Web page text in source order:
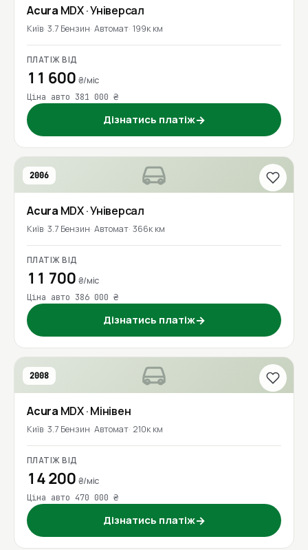
Acura MDX· Універсал
Київ 3.7 Бензин Автомат 199к км
ПЛАТІЖ ВІД
11 600 ₴/міс
Ціна авто 381 000 ₴
Дізнатись платіж→
2006
Acura MDX· Універсал
Київ 3.7 Бензин Автомат 366к км
ПЛАТІЖ ВІД
11 700 ₴/міс
Ціна авто 386 000 ₴
Дізнатись платіж→
2008
Acura MDX· Мінівен
Київ 3.7 Бензин Автомат 210к км
ПЛАТІЖ ВІД
14 200 ₴/міс
Ціна авто 470 000 ₴
Дізнатись платіж→